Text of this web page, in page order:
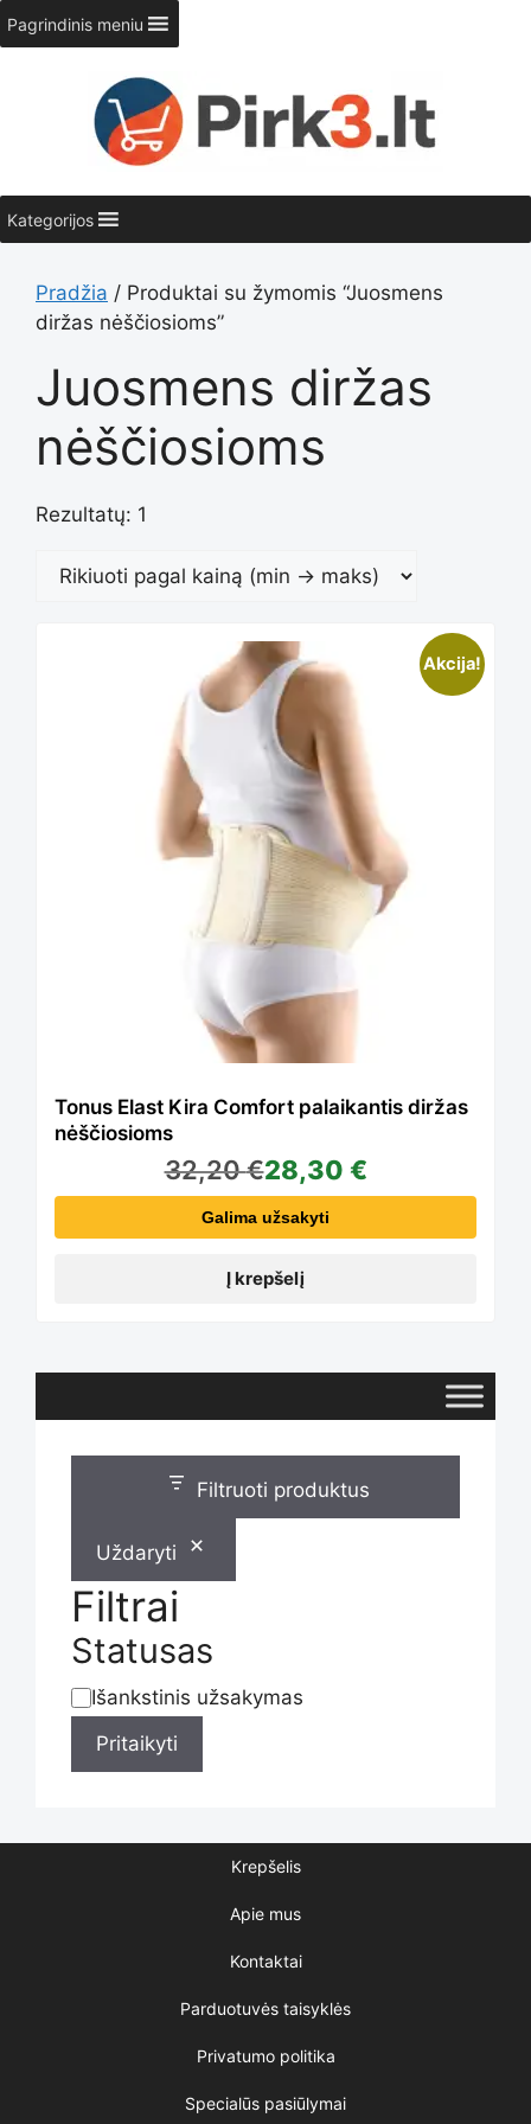
Pereiti
prie
turinio
Pagrindinis meniu
Kategorijos
Pradžia / Produktai su žymomis “Juosmens
diržas nėščiosioms”
Juosmens diržas
nėščiosioms
Rezultatų: 1
Akcija!
Tonus Elast Kira Comfort palaikantis diržas
nėščiosioms
32,20€28,30 €
Galima užsakyti
Į krepšelį
Filtruoti produktus
Uždaryti
Filtrai
Statusas
Statusas
Išankstinis užsakymas
Pritaikyti
Krepšelis
Apie mus
Kontaktai
Parduotuvės taisyklės
Privatumo politika
Specialūs pasiūlymai